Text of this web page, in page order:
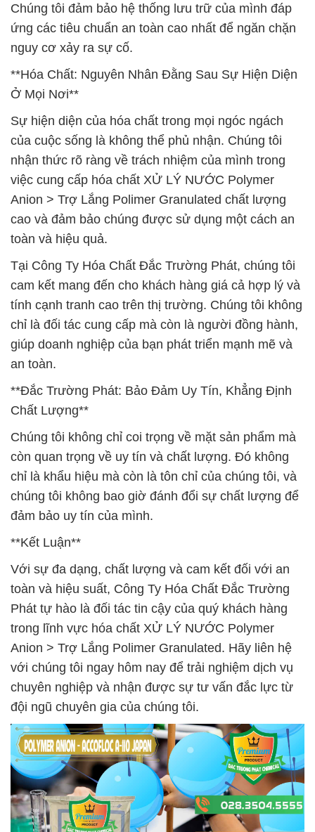
Chúng tôi đảm bảo hệ thống lưu trữ của mình đáp
ứng các tiêu chuẩn an toàn cao nhất để ngăn chặn
nguy cơ xảy ra sự cố.
**Hóa Chất: Nguyên Nhân Đằng Sau Sự Hiện Diện
Ở Mọi Nơi**
Sự hiện diện của hóa chất trong mọi ngóc ngách
của cuộc sống là không thể phủ nhận. Chúng tôi
nhận thức rõ ràng về trách nhiệm của mình trong
việc cung cấp hóa chất XỬ LÝ NƯỚC Polymer
Anion > Trợ Lắng Polimer Granulated chất lượng
cao và đảm bảo chúng được sử dụng một cách an
toàn và hiệu quả.
Tại Công Ty Hóa Chất Đắc Trường Phát, chúng tôi
cam kết mang đến cho khách hàng giá cả hợp lý và
tính cạnh tranh cao trên thị trường. Chúng tôi không
chỉ là đối tác cung cấp mà còn là người đồng hành,
giúp doanh nghiệp của bạn phát triển mạnh mẽ và
an toàn.
**Đắc Trường Phát: Bảo Đảm Uy Tín, Khẳng Định
Chất Lượng**
Chúng tôi không chỉ coi trọng về mặt sản phẩm mà
còn quan trọng về uy tín và chất lượng. Đó không
chỉ là khẩu hiệu mà còn là tôn chỉ của chúng tôi, và
chúng tôi không bao giờ đánh đổi sự chất lượng để
đảm bảo uy tín của mình.
**Kết Luận**
Với sự đa dạng, chất lượng và cam kết đối với an
toàn và hiệu suất, Công Ty Hóa Chất Đắc Trường
Phát tự hào là đối tác tin cậy của quý khách hàng
trong lĩnh vực hóa chất XỬ LÝ NƯỚC Polymer
Anion > Trợ Lắng Polimer Granulated. Hãy liên hệ
với chúng tôi ngay hôm nay để trải nghiệm dịch vụ
chuyên nghiệp và nhận được sự tư vấn đắc lực từ
đội ngũ chuyên gia của chúng tôi.